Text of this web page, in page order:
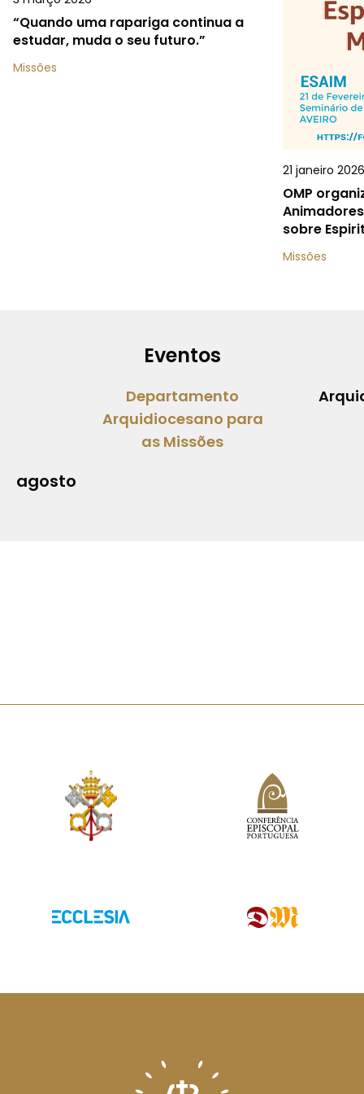
“Quando uma rapariga continua a
estudar, muda o seu futuro.”
Missões
21 janeiro
OMP
sobre
Missões
Eventos
Departamento
Arquidiocesano para
as Missões
agosto